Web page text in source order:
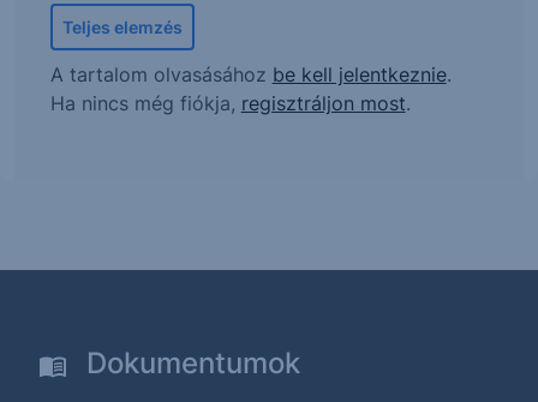
Teljes elemzés
A tartalom olvasásához be kell jelentkeznie.
Ha nincs még fiókja, regisztráljon most.
Dokumentumok